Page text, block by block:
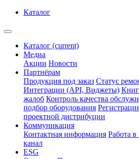
Каталог
Каталог (current)
Медиа
Акции Новости
Партнёрам
Продукция под заказ Статус
Интеграции (API, Виджеты)
жалоб Контроль качества
подбор оборудования
проектной дистрибуции
Коммуникация
Контактная информация Работа
канал
ESG